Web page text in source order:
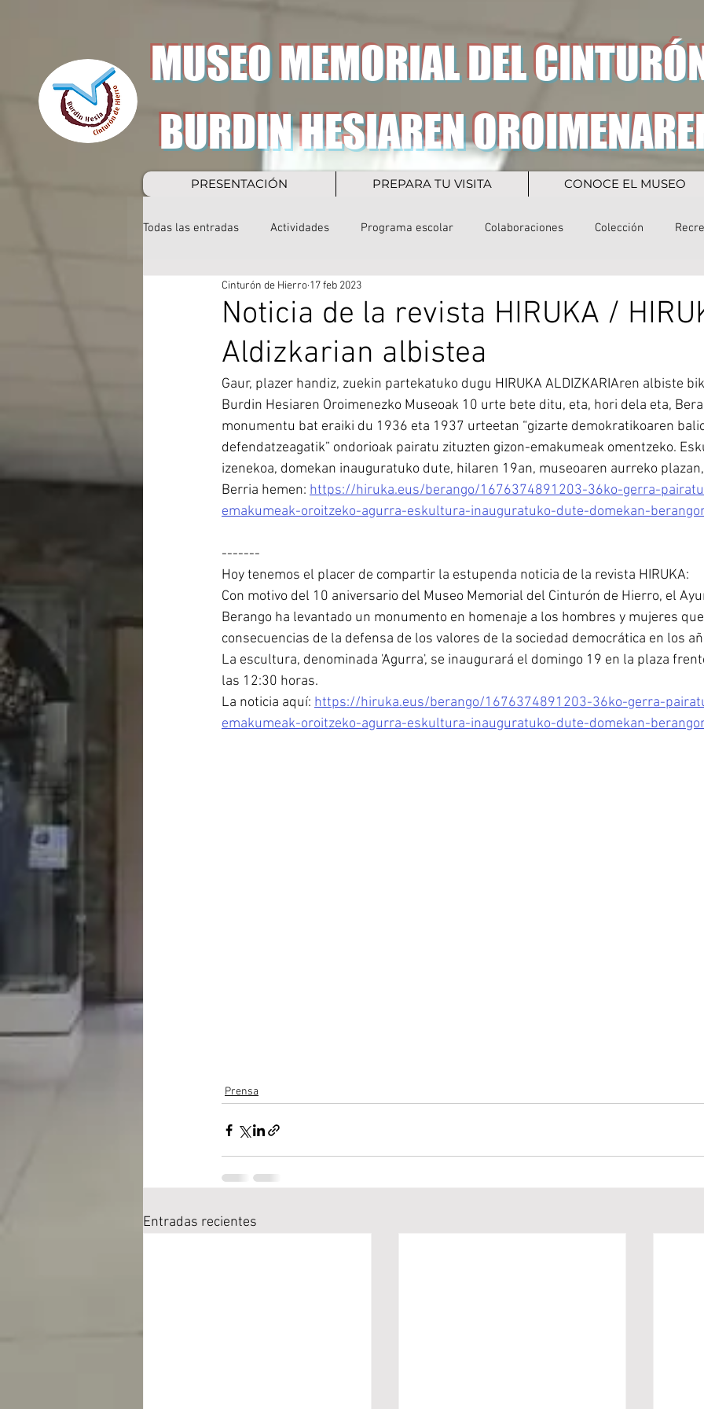
MUSEO MEMORIAL DEL
PRESENTACIÓN PREPARA TU VISITA CONOCE EL MUSEO
BURDIN HESIAREN
Todas las entradas Actividades Programa escolar Colaboraciones Colección
Noticia de la revista HIRUKA /
Aldizkarian albistea
Cinturón de Hierro 17 feb 2023
Gaur, plazer handiz, zuekin partekatuko dugu HIRUKA ALDIZKARIAren albiste
Burdin Hesiaren Oroimenezko Museoak 10 urte bete ditu, eta, hori dela eta,
monumentu bat eraiki du 1936 eta 1937 urteetan “gizarte demokratikoaren
defendatzeagatik” ondorioak pairatu zituzten gizon-emakumeak omentzeko.
izenekoa, domekan inauguratuko dute, hilaren 19an, museoaren aurreko
Berria hemen: https://hiruka.eus/berango/1676374891203-36ko-gerra-
emakumeak-oroitzeko-agurra-eskultura-inauguratuko-dute-domekan-
-------
Hoy tenemos el placer de compartir la estupenda noticia de la revista HIRUKA:
Con motivo del 10 aniversario del Museo Memorial del Cinturón de Hierro, el
Berango ha levantado un monumento en homenaje a los hombres y mujeres
consecuencias de la defensa de los valores de la sociedad democrática en los
La escultura, denominada 'Agurra', se inaugurará el domingo 19 en la plaza
las 12:30 horas.
La noticia aquí: https://hiruka.eus/berango/1676374891203-36ko-gerra-
emakumeak-oroitzeko-agurra-eskultura-inauguratuko-dute-domekan-
Prensa
Entradas recientes